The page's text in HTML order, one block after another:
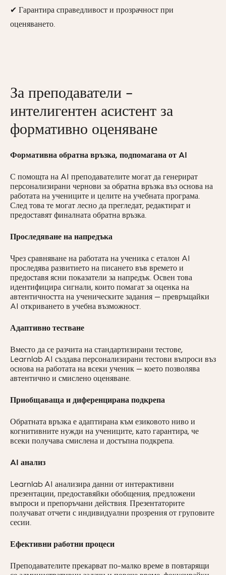
✔ Гарантира справедливост и прозрачност при
оценяването.
За преподаватели –
интелигентен асистент за
формативно оценяване
Формативна обратна връзка, подпомагана от AI
С помощта на AI преподавателите могат да генерират
персонализирани чернови за обратна връзка въз основа на
работата на учениците и целите на учебната програма.
След това те могат лесно да прегледат, редактират и
предоставят финалната обратна връзка.
Проследяване на напредъка
Чрез сравняване на работата на ученика с еталон AI
проследява развитието на писането във времето и
предоставя ясни показатели за напредък. Освен това
идентифицира сигнали, които помагат за оценка на
автентичността на ученическите задания — превръщайки
AI откриването в учебна възможност.
Адаптивно тестване
Вместо да се разчита на стандартизирани тестове,
Learnlab AI създава персонализирани тестови въпроси въз
основа на работата на всеки ученик — което позволява
автентично и смислено оценяване.
Приобщаваща и диференцирана подкрепа
Обратната връзка е адаптирана към езиковото ниво и
когнитивните нужди на учениците, като гарантира, че
всеки получава смислена и достъпна подкрепа.
AI анализ
Learnlab AI анализира данни от интерактивни
презентации, предоставяйки обобщения, предложени
въпроси и препоръчани действия. Презентаторите
получават отчети с индивидуални прозрения от груповите
сесии.
Ефективни работни процеси
Преподавателите прекарват по-малко време в повтарящи